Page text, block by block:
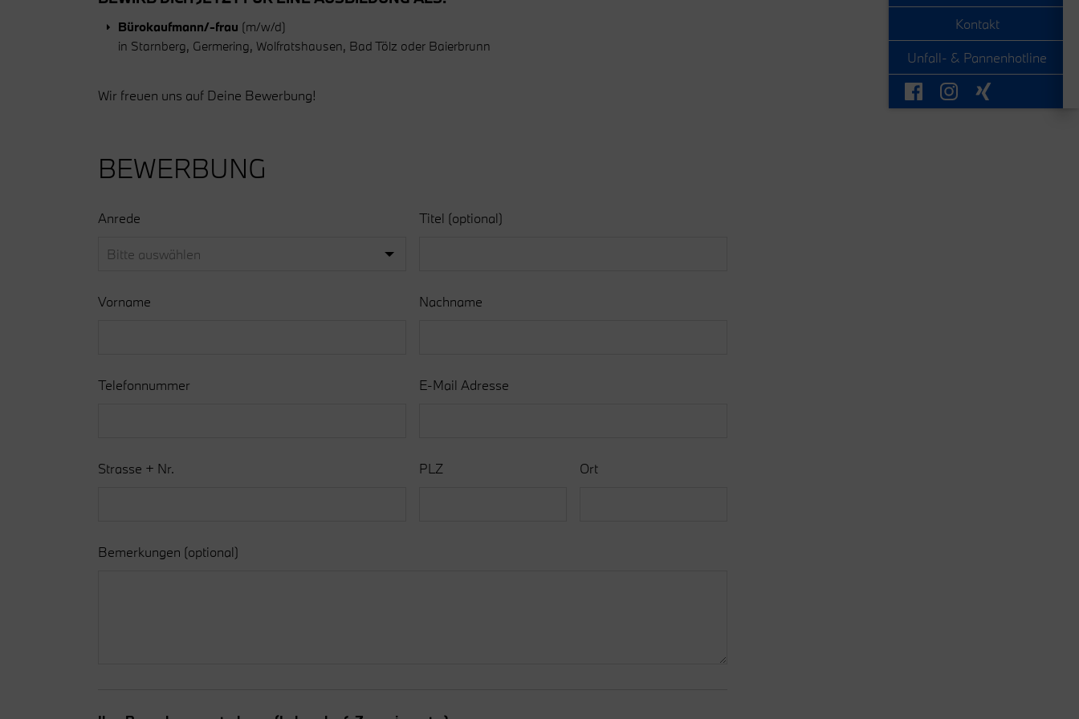
Kontakt
Unfall- & Pannenhotline
Bürokaufmann/-frau (m/w/d)
in Starnberg, Germering, Wolfratshausen, Bad Tölz oder Baierbrunn
Wir freuen uns auf Deine Bewerbung!
BEWERBUNG
Anrede Titel (optional)
Vorname Nachname
Telefonnummer E-Mail Adresse
Strasse + Nr. PLZ Ort
Bemerkungen (optional)